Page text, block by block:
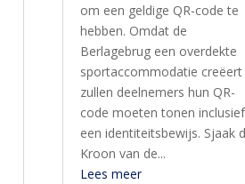
om een geldige QR-code te
hebben. Omdat de
Berlagebrug een overdekte
sportaccommodatie creëert
zullen deelnemers hun QR-
code moeten tonen inclusief
een identiteitsbewijs. Sjaak
Kroon van de...
Lees meer